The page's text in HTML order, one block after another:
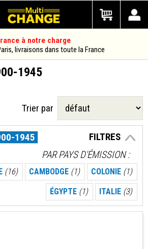
à notre charge
livraisons dans toute la France
1945
Trier par
FILTRES
1945
PAR PAYS D'ÉMISSION
(16) CAMBODGE (1) COLONIE (1)
ÉGYPTE (1) ITALIE (3)